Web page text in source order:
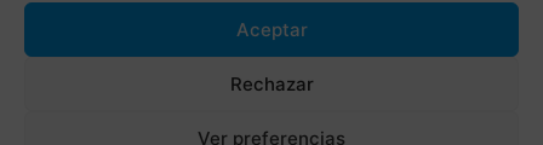
Aceptar
Rechazar
Ver preferencias
© Torrevieja ON. Desarrollado por